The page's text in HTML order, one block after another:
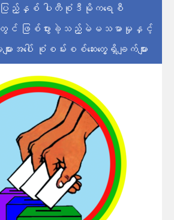
ည့်နှစ် ပါတီစုံဒီမိုကရေစီ
က်ပွဲတွင် ဖြစ်ပွားခဲ့သည့်မဲမသမာမှုနှင့်
ားအပေါ် စုံစမ်းစစ်ဆေးတွေ့ရှိချက်များ